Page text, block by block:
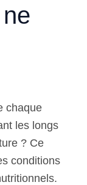
chaque
les longs
? Ce
conditions